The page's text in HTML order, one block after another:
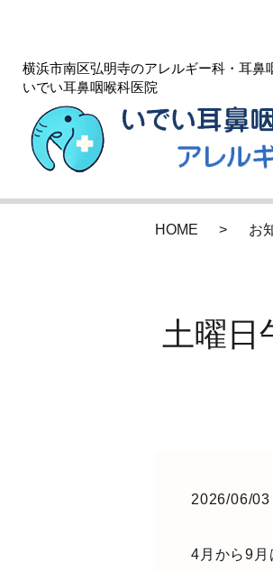
横浜市南区弘明寺のアレルギー科・耳鼻
いでい耳鼻咽喉科医院
HOME お
土曜日
2026/06/03
4月から9月